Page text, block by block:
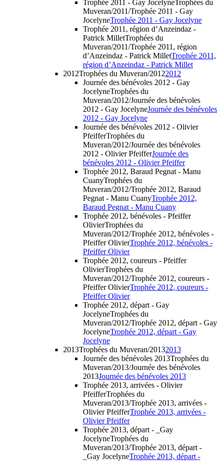
Trophée 2011 - Gay JocelyneTrophées du
Muveran/2011/Trophée 2011 - Gay
JocelyneTrophée 2011 - Gay Jocelyne
Trophée 2011, région d’Anzeindaz -
Patrick MilletTrophées du
Muveran/2011/Trophée 2011, région
d’Anzeindaz - Patrick MilletTrophée 2011,
région d’Anzeindaz - Patrick Millet
2012Trophées du Muveran/20122012
Journée des bénévoles 2012 - Gay
JocelyneTrophées du
Muveran/2012/Journée des bénévoles
2012 - Gay JocelyneJournée des bénévoles
2012 - Gay Jocelyne
Journée des bénévoles 2012 - Olivier
PfeifferTrophées du
Muveran/2012/Journée des bénévoles
2012 - Olivier PfeifferJournée des
bénévoles 2012 - Olivier Pfeiffer
Trophée 2012, Baraud Pegnat - Manu
CuanyTrophées du
Muveran/2012/Trophée 2012, Baraud
Pegnat - Manu CuanyTrophée 2012,
Baraud Pegnat - Manu Cuany
Trophée 2012, bénévoles - Pfeiffer
OlivierTrophées du
Muveran/2012/Trophée 2012, bénévoles -
Pfeiffer OlivierTrophée 2012, bénévoles -
Pfeiffer Olivier
Trophée 2012, coureurs - Pfeiffer
OlivierTrophées du
Muveran/2012/Trophée 2012, coureurs -
Pfeiffer OlivierTrophée 2012, coureurs -
Pfeiffer Olivier
Trophée 2012, départ - Gay
JocelyneTrophées du
Muveran/2012/Trophée 2012, départ - Gay
JocelyneTrophée 2012, départ - Gay
Jocelyne
2013Trophées du Muveran/20132013
Journée des bénévoles 2013Trophées du
Muveran/2013/Journée des bénévoles
2013Journée des bénévoles 2013
Trophée 2013, arrivées - Olivier
PfeifferTrophées du
Muveran/2013/Trophée 2013, arrivées -
Olivier PfeifferTrophée 2013, arrivées -
Olivier Pfeiffer
Trophée 2013, départ - _Gay
JocelyneTrophées du
Muveran/2013/Trophée 2013, départ -
_Gay JocelyneTrophée 2013, départ -